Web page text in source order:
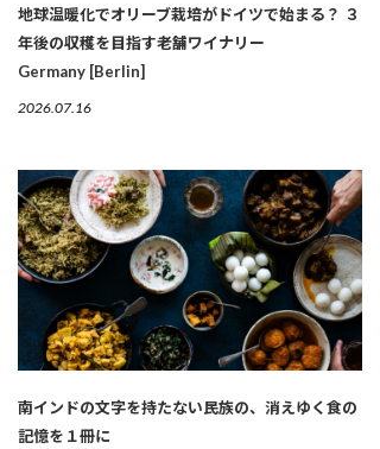
地球温暖化でオリーブ栽培がドイツで始まる？ ３
年後の収穫を目指す老舗ワイナリー
Germany [Berlin]
2026.07.16
南インドの文字を持たない民族の、消えゆく食の
記憶を１冊に